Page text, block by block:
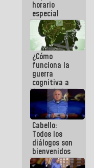
horario
especial
para
adaptarse
al plan de
ahorro
energético
¿Cómo
funciona la
guerra
cognitiva a
favor de la
narrativa
hegemónica?
(1)
Cabello:
Todos los
diálogos son
bienvenidos
siempre que